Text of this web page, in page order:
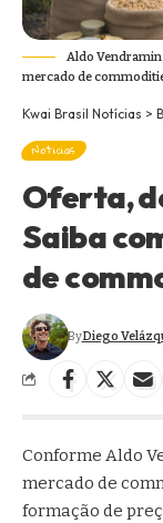
Aldo
mercado de
Kwai Brasil Notícias >
Noticias
Oferta,
Saiba
de
ByDiego
Conforme Aldo
mercado de
formação de